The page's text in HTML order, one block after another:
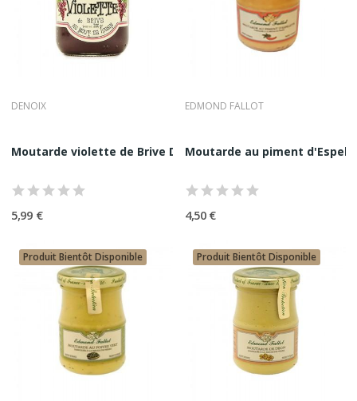
DENOIX
Moutarde violette de Brive Denoix 200G
5,99 €
EDMOND FALLOT
Moutarde au piment
4,50 €
Produit Bientôt Disponible Produit Bientôt Disponible